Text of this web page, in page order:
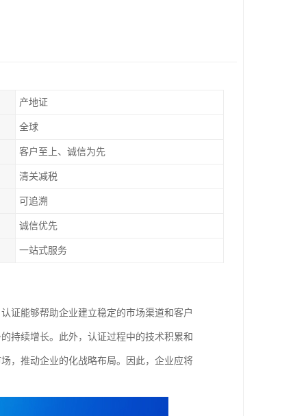
产地证
全球
客户至上、诚信为先
清关减税
可追溯
诚信优先
一站式服务
证能够帮助企业建立稳定的市场渠道和客户
持续增长。此外，认证过程中的技术积累和
，推动企业的化战略布局。因此，企业应将